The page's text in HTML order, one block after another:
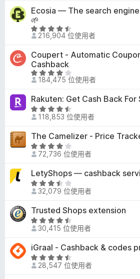
分
，
滿
分
分
4
.
3
分
滿
分
5
Ecosia — The search
🌱
評
價
4
.
7
分
滿
分
分
216,904 位使用者
Coupert - Automatic
Cashback
評
價
3
.
9
，
滿
分
5
分
184,475 位使用者
Rakuten: Get Cash Back For
評
價
4
4
，
滿
分
分
118,853 位使用者
The Camelizer - Price
評
價
3
.
8
，
滿
分
分
72,736 位使用者
LetyShops — cashback
評
價
3
5
，
滿
分
32,079 位使用者
Trusted Shops extension
評
價
4
.
7
30,415 位使用者
iGraal - Cashback & codes
評
價 28,547 位使用者